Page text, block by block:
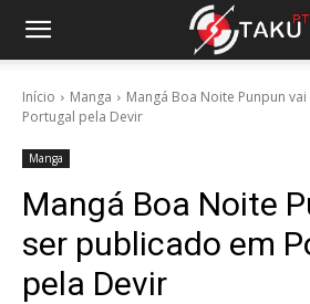
Início Manga
Mangá Boa Noite Punpun
Portugal pela Devir
Manga
Mangá Boa Noite
ser publicado em
pela Devir